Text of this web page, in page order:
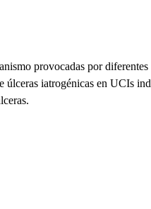
provocadas por diferentes
úlceras iatrogénicas en UCIs